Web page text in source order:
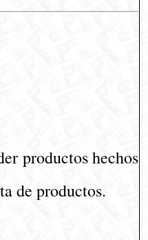
productos hechos
de productos.